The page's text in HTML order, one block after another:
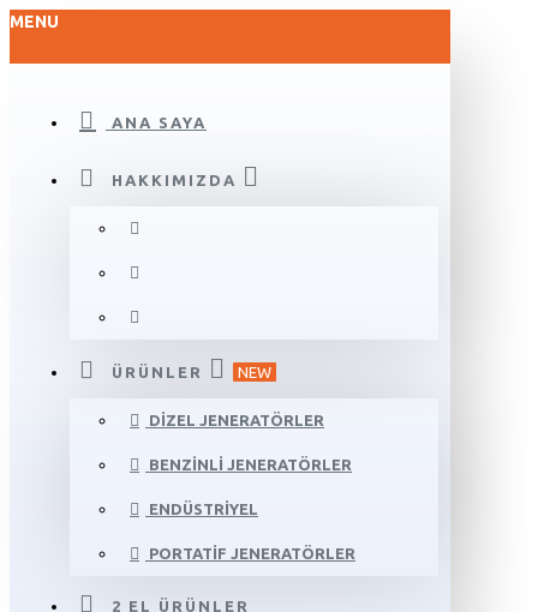
MENU
ANA SAYA
HAKKIMIZDA
ÜRÜNLER NEW
DIZEL JENERATÖRLER
BENZINLI JENERATÖRLER
ENDÜSTRIYEL
PORTATIF JENERATÖRLER
2 EL ÜRÜNLER